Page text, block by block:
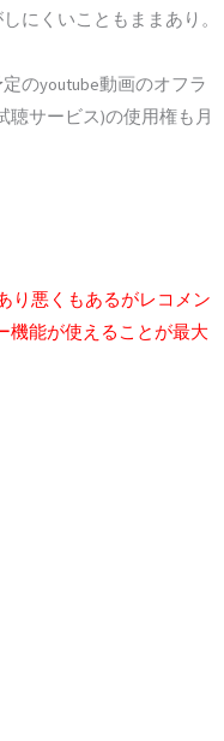
にくいこともままあり。
のyoutube動画のオフラ
サービス)の使用権も月
り悪くもあるがレコメン
機能が使えることが最大